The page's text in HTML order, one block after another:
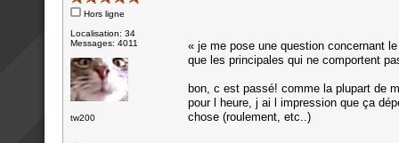
Hors ligne
Localisation: 34
Messages: 4011
tw200
« je me pose une question concernant
que les principales qui ne comportent
bon, c est passé! comme la plupart de
pour l heure, j ai l impression que ça
chose (roulement, etc..)